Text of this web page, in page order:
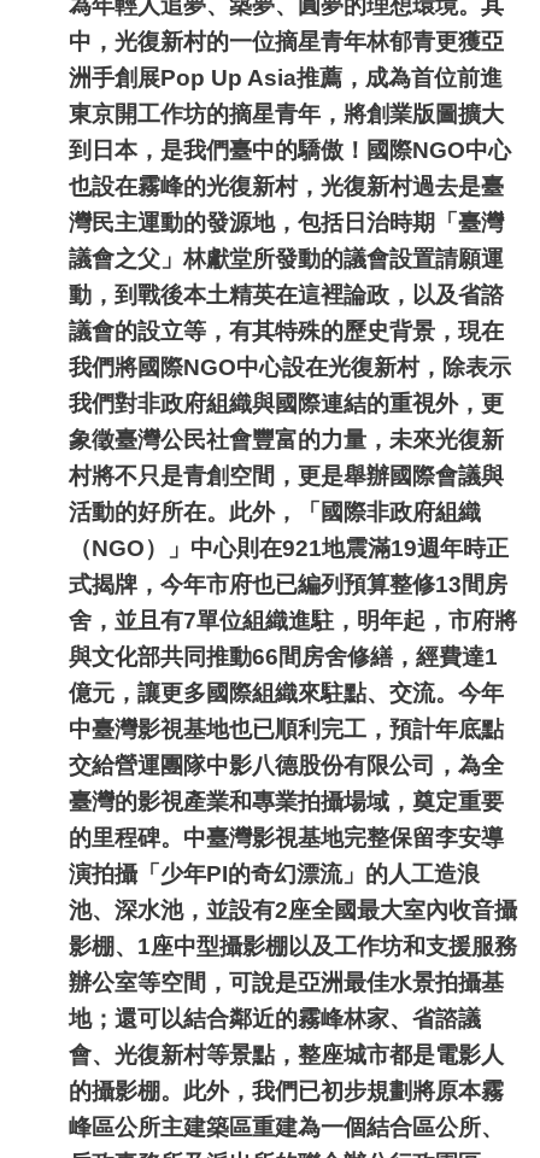
中，光復新村的一位摘星青年林郁青更獲亞
洲手創展Pop Up Asia推薦，成為首位前進
東京開工作坊的摘星青年，將創業版圖擴大
到日本，是我們臺中的驕傲！國際NGO中心
也設在霧峰的光復新村，光復新村過去是臺
灣民主運動的發源地，包括日治時期「臺灣
議會之父」林獻堂所發動的議會設置請願運
動，到戰後本土精英在這裡論政，以及省諮
議會的設立等，有其特殊的歷史背景，現在
我們將國際NGO中心設在光復新村，除表示
我們對非政府組織與國際連結的重視外，更
象徵臺灣公民社會豐富的力量，未來光復新
村將不只是青創空間，更是舉辦國際會議與
活動的好所在。此外，「國際非政府組織
（NGO）」中心則在921地震滿19週年時正
式揭牌，今年市府也已編列預算整修13間房
舍，並且有7單位組織進駐，明年起，市府將
與文化部共同推動66間房舍修繕，經費達1
億元，讓更多國際組織來駐點、交流。今年
中臺灣影視基地也已順利完工，預計年底點
交給營運團隊中影八德股份有限公司，為全
臺灣的影視產業和專業拍攝場域，奠定重要
的里程碑。中臺灣影視基地完整保留李安導
演拍攝「少年PI的奇幻漂流」的人工造浪
池、深水池，並設有2座全國最大室內收音攝
影棚、 1座中型攝影棚以及工作坊和支援服務
辦公室等空間，可說是亞洲最佳水景拍攝基
地；還可以結合鄰近的霧峰林家、省諮議
會、光復新村等景點，整座城市都是電影人
的攝影棚。此外，我們已初步規劃將原本霧
峰區公所主建築區重建為一個結合區公所、